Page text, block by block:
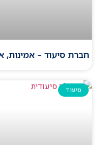
חברת סיעוד – אמינות,
סיעוד